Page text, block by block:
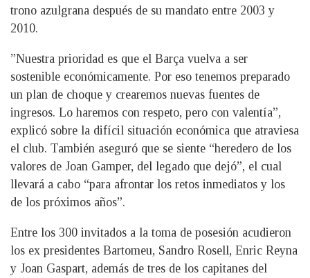
trono azulgrana después de su mandato entre 2003 y
2010.
”Nuestra prioridad es que el Barça vuelva a ser
sostenible económicamente. Por eso tenemos preparado
un plan de choque y crearemos nuevas fuentes de
ingresos. Lo haremos con respeto, pero con valentía”,
explicó sobre la difícil situación económica que atraviesa
el club. También aseguró que se siente “heredero de los
valores de Joan Gamper, del legado que dejó”, el cual
llevará a cabo “para afrontar los retos inmediatos y los
de los próximos años”.
Entre los 300 invitados a la toma de posesión acudieron
los ex presidentes Bartomeu, Sandro Rosell, Enric Reyna
y Joan Gaspart, además de tres de los capitanes del